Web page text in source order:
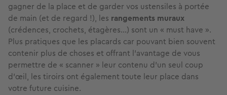
gagner de la place et de garder vos ustensiles à portée
de main (et de regard !), les rangements muraux
(crédences, crochets, étagères…) sont un « must have ».
Plus pratiques que les placards car pouvant bien souvent
contenir plus de choses et offrant l’avantage de vous
permettre de « scanner » leur contenu d’un seul coup
d’œil, les tiroirs ont également toute leur place dans
votre future cuisine.